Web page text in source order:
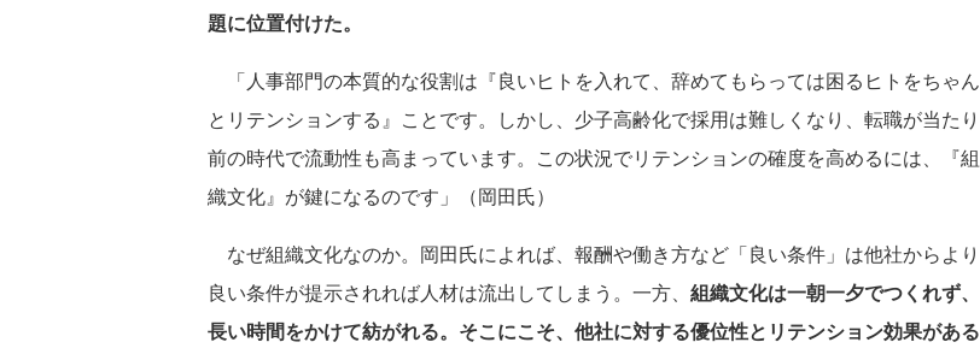
題に位置付けた。
「人事部門の本質的な役割は『良いヒトを入れて、辞めてもらっては困るヒトをちゃん
とリテンションする』ことです。しかし、少子高齢化で採用は難しくなり、転職が当たり
前の時代で流動性も高まっています。この状況でリテンションの確度を高めるには、『組
織文化』が鍵になるのです」（岡田氏）
なぜ組織文化なのか。岡田氏によれば、報酬や働き方など「良い条件」は他社からより
良い条件が提示されれば人材は流出してしまう。一方、 組織文化は一朝一夕でつくれず、
長い時間をかけて紡がれる。そこにこそ、他社に対する優位性とリテンション効果がある